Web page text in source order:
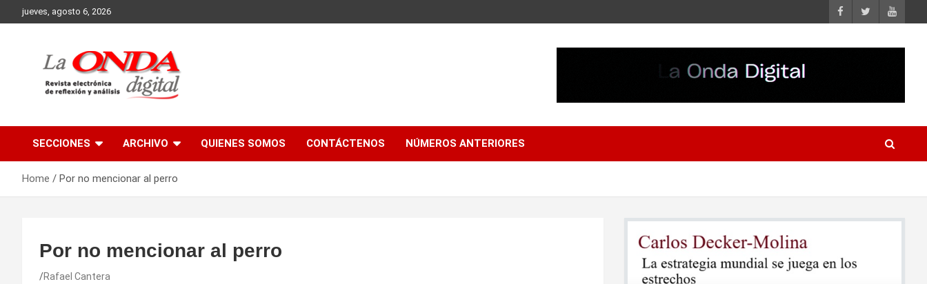
to
jueves, agosto 6, 2026
SECCIONES ARCHIVO QUIENES SOMOS CONTÁCTENOS NÚMEROS ANTERIORES
Home Por no mencionar al perro
Por no mencionar al perro
Rafael Cantera